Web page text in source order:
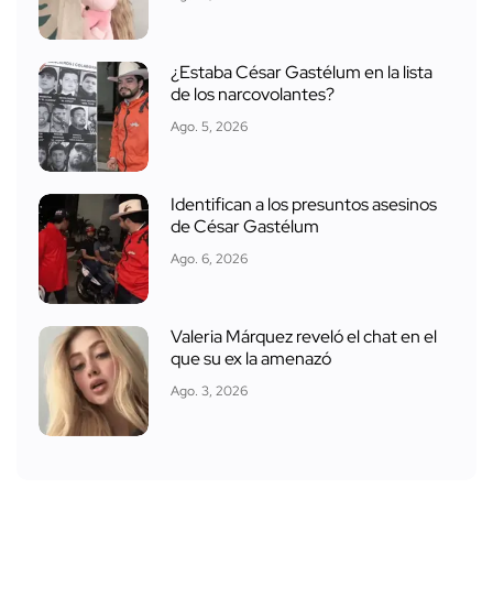
¿Estaba César Gastélum en la lista
de los narcovolantes?
Ago. 5, 2026
Identifican a los presuntos asesinos
de César Gastélum
Ago. 6, 2026
Valeria Márquez reveló el chat en el
que su ex la amenazó
Ago. 3, 2026